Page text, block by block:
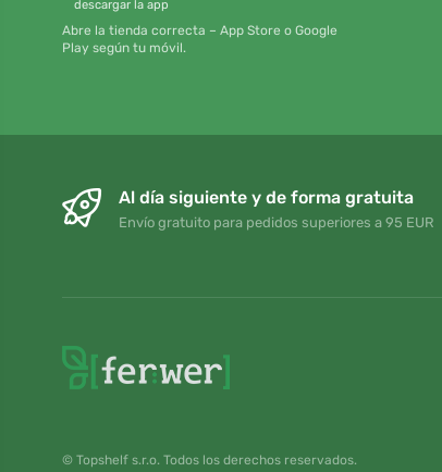
descargar la app
Abre la tienda correcta – App Store o Google
Play según tu móvil.
Al día siguiente y de forma gratuita
Envío gratuito para pedidos superiores a 95 EUR
© Topshelf s.r.o. Todos los derechos reservados.